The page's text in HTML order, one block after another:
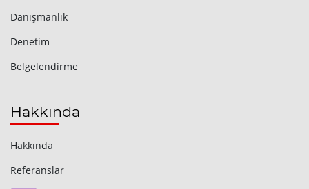
Danışmanlık
Denetim
Belgelendirme
Hakkında
Hakkında
Referanslar